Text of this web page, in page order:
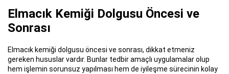
Elmacık Kemiği Dolgusu Öncesi ve
Sonrası
Elmacık kemiği dolgusu öncesi ve sonrası, dikkat etmeniz
gereken hususlar vardır. Bunlar tedbir amaçlı uygulamalar olup
hem işlemin sorunsuz yapılması hem de iyileşme sürecinin kolay